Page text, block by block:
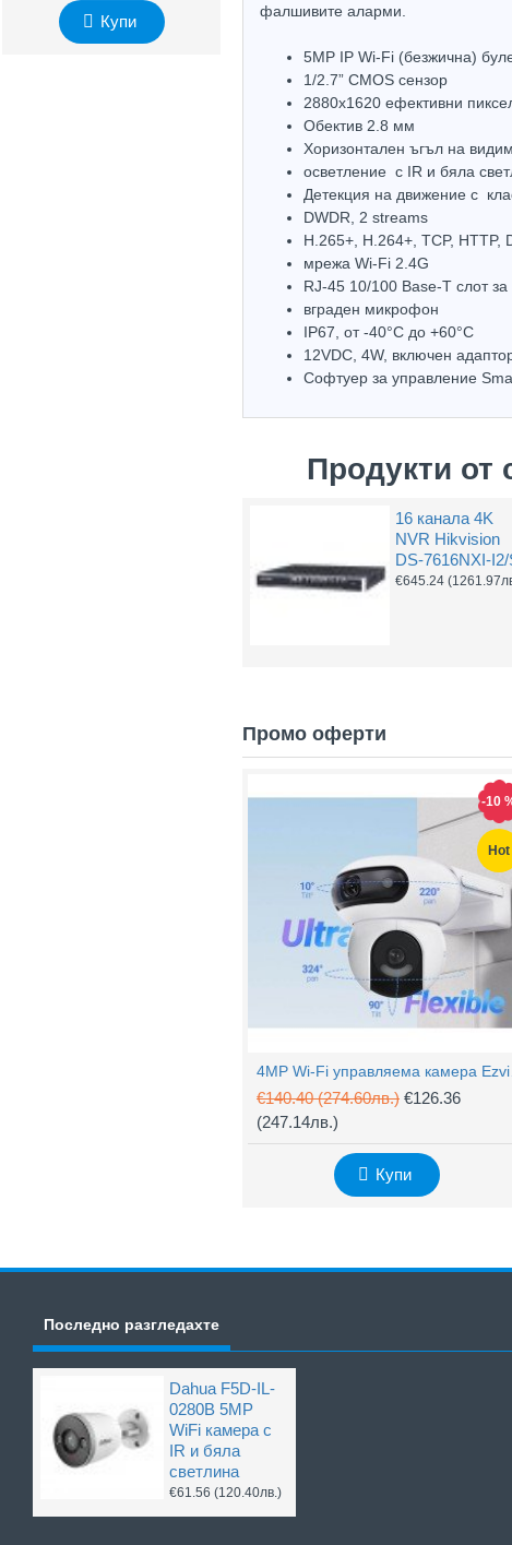
Купи Купи
фалшивите аларми.
5MP IP Wi-Fi (безжична)
1/2.7” CMOS сензор
2880х1620 ефективни
Обектив 2.8 мм
Хоризонтален ъгъл на
осветление с IR и бяла
Детекция на движение с
DWDR, 2 streams
H.265+, H.264+, TCP, HTTP,
мрежа Wi-Fi 2.4G
RJ-45 10/100 Base-T слот
вграден микрофон
IP67, oт -40°С до +60°С
12VDC, 4W, включен
Софтуер за управление
Продукти от
16 канала 4K
NVR Hikvision
DS-7616NXI-I2/
€645.24
Промо оферти
Hot
-10
€140.40(274.60лв.) €126.36
(247.14лв.)
Купи
Последно разгледахте
Dahua F5D-IL-
0280B 5MP
WiFi камера с
IR и бяла
светлина
€61.56(120.40лв.)